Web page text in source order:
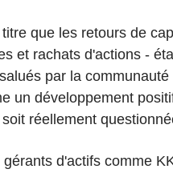
que les retours de
et rachats d'actions -
par la
un développement
réellement
d'actifs comme